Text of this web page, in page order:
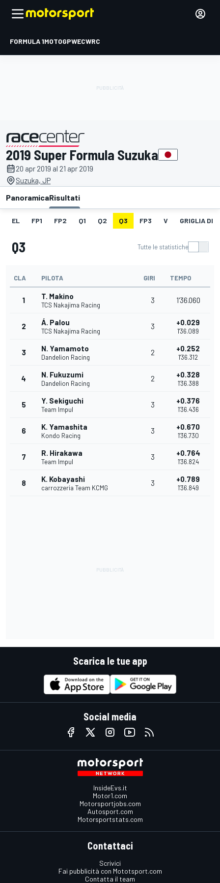
FORMULA 1MOTOGPWECWRC
presentato da
2019 Super Formula Suzuka
20 apr 2019 al 21 apr 2019
Suzuka, JP
PanoramicaRisultati
EL FP1 FP2 Q1 Q2 Q3 FP3 V GRIGLIA DI
Q3 Tutte le statistiche
CLA PILOTA GIRI TEMPO
1 T. Makino
TCS Nakajima Racing
3 1'36.060
2 Á. Palou
TCS Nakajima Racing
3 +0.029
1'36.089
3 N. Yamamoto
Dandelion Racing
2 +0.252
1'36.312
4 N. Fukuzumi
Dandelion Racing
2 +0.328
1'36.388
5 Y. Sekiguchi
Team Impul
3 +0.376
1'36.436
6 K. Yamashita
Kondo Racing
3 +0.670
1'36.730
7 R. Hirakawa
Team Impul
3 +0.764
1'36.824
8 K. Kobayashi
carrozzeria Team KCMG
3 +0.789
1'36.849
Scarica le tue app
Social media
InsideEvs.it
Motor1.com
Motorsportjobs.com
Autosport.com
Motorsportstats.com
Contattaci
Scrivici
Fai pubblicità con Mototsport.com
Contatta il team